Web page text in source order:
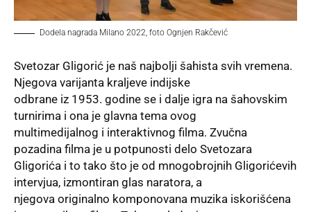
Dodela nagrada Milano 2022, foto Ognjen Rakčević
Svetozar Gligorić je naš najbolji šahista svih vremena.
Njegova varijanta kraljeve indijske
odbrane iz 1953. godine se i dalje igra na šahovskim
turnirima i ona je glavna tema ovog
multimedijalnog i interaktivnog filma. Zvučna
pozadina filma je u potpunosti delo Svetozara
Gligorića i to tako što je od mnogobrojnih Gligorićevih
intervjua, izmontiran glas naratora, a
njegova originalno komponovana muzika iskorišćena